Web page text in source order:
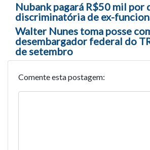
Navegação entre
Nubank pagará R$50 mil por
discriminatória de ex-
Walter Nunes toma posse
desembargador federal do
de setembro
Comente esta postagem: